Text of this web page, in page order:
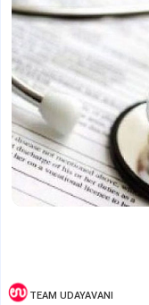
TEAM UDAYAVANI